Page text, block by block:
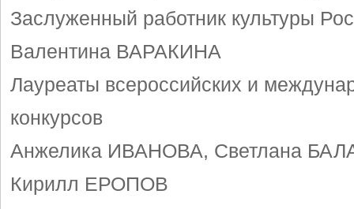
Заслуженный работник культуры
Валентина ВАРАКИНА
Лауреаты всероссийских и
конкурсов
Анжелика ИВАНОВА, Светлана
Кирилл ЕРОПОВ